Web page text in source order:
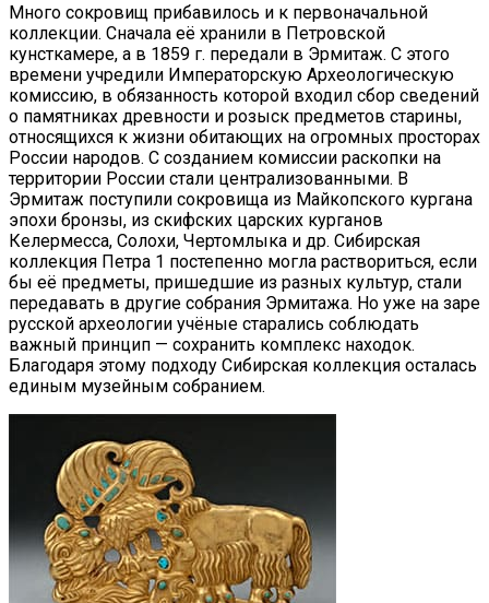
Много сокровищ прибавилось и к первоначальной
коллекции. Сначала её хранили в Петровской
кунсткамере, а в 1859 г. передали в Эрмитаж. С этого
времени учредили Императорскую Археологическую
комиссию, в обязанность которой входил сбор сведений
о памятниках древности и розыск предметов старины,
относящихся к жизни обитающих на огромных просторах
России народов. С созданием комиссии раскопки на
территории России стали централизованными. В
Эрмитаж поступили сокровища из Майкопского кургана
эпохи бронзы, из скифских царских курганов
Келермесса, Солохи, Чертомлыка и др. Сибирская
коллекция Петра 1 постепенно могла раствориться, если
бы её предметы, пришедшие из разных культур, стали
передавать в другие собрания Эрмитажа. Но уже на заре
русской археологии учёные старались соблюдать
важный принцип — сохранить комплекс находок.
Благодаря этому подходу Сибирская коллекция осталась
единым музейным собранием.